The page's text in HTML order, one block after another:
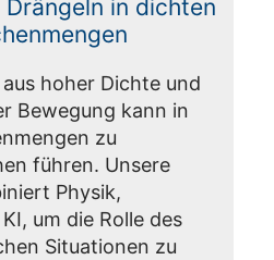
in dichten
hoher Dichte und
Bewegung kann in
zu
führen. Unsere
Physik,
um die Rolle des
Situationen zu